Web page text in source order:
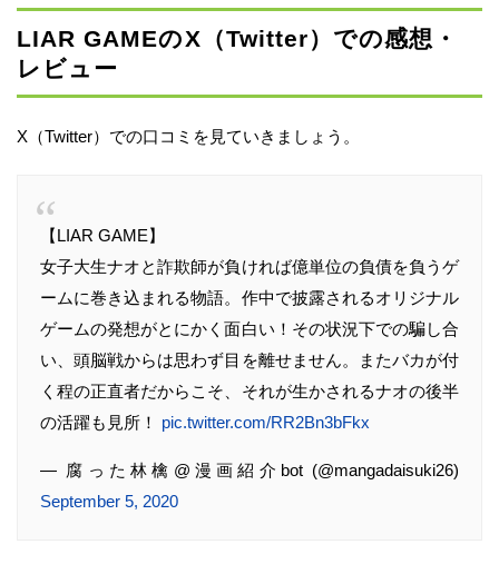
LIAR GAMEのX（Twitter）での感想・
レビュー
X（Twitter）での口コミを見ていきましょう。
【LIAR GAME】
女子大生ナオと詐欺師が負ければ億単位の負債を負うゲ
ームに巻き込まれる物語。作中で披露されるオリジナル
ゲームの発想がとにかく面白い！その状況下での騙し合
い、頭脳戦からは思わず目を離せません。またバカが付
く程の正直者だからこそ、それが生かされるナオの後半
の活躍も見所！ pic.twitter.com/RR2Bn3bFkx
— 腐った林檎@漫画紹介bot (@mangadaisuki26)
September 5, 2020